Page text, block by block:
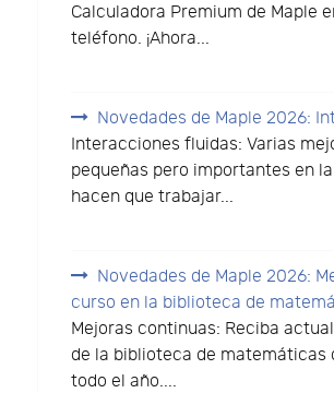
Calculadora Premium de Maple
teléfono. ¡Ahora...
Novedades de Maple 2026:
Interacciones fluidas: Varias
pequeñas pero importantes en
hacen que trabajar...
Novedades de Maple 2026:
curso en la biblioteca de
Mejoras continuas: Reciba
de la biblioteca de matemáticas
todo el año....